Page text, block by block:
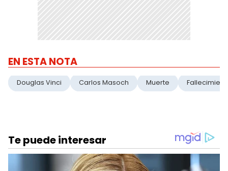
EN ESTA NOTA
Douglas Vinci Carlos Masoch Muerte